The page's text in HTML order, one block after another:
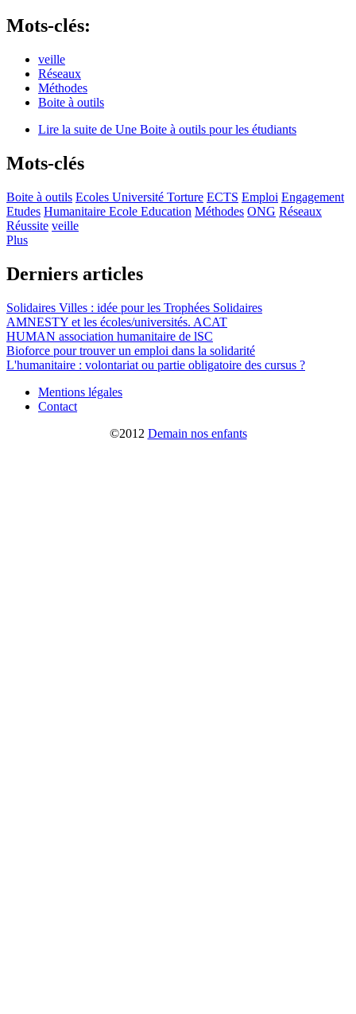
Mots-clés:
veille
Réseaux
Méthodes
Boite à outils
Lire la suite de Une Boite à outils pour les étudiants
Mots-clés
Boite à outils Ecoles Université Torture ECTS Emploi Engagement
Etudes Humanitaire Ecole Education Méthodes ONG Réseaux
Réussite veille
Plus
Derniers articles
Solidaires Villes : idée pour les Trophées Solidaires
AMNESTY et les écoles/universités. ACAT
HUMAN association humanitaire de lSC
Bioforce pour trouver un emploi dans la solidarité
L'humanitaire : volontariat ou partie obligatoire des cursus ?
Mentions légales
Contact
©2012 Demain nos enfants